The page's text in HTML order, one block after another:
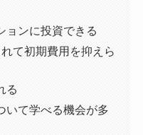
ョンに投資できる
て初期費用を抑えら
る
いて学べる機会が多